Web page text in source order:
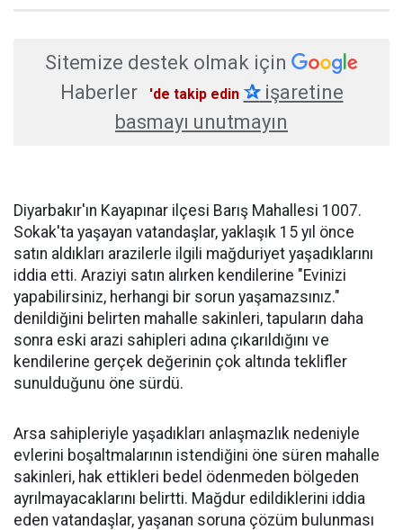
Sitemize destek olmak için
Haberler
'de takip edin ✰işaretine
basmayı unutmayın
Diyarbakır'ın Kayapınar ilçesi Barış Mahallesi 1007.
Sokak'ta yaşayan vatandaşlar, yaklaşık 15 yıl önce
satın aldıkları arazilerle ilgili mağduriyet yaşadıklarını
iddia etti. Araziyi satın alırken kendilerine "Evinizi
yapabilirsiniz, herhangi bir sorun yaşamazsınız."
denildiğini belirten mahalle sakinleri, tapuların daha
sonra eski arazi sahipleri adına çıkarıldığını ve
kendilerine gerçek değerinin çok altında teklifler
sunulduğunu öne sürdü.
Arsa sahipleriyle yaşadıkları anlaşmazlık nedeniyle
evlerini boşaltmalarının istendiğini öne süren mahalle
sakinleri, hak ettikleri bedel ödenmeden bölgeden
ayrılmayacaklarını belirtti. Mağdur edildiklerini iddia
eden vatandaşlar, yaşanan soruna çözüm bulunması